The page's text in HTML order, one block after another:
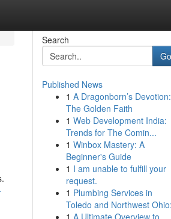
Search
Go
Published News
1 A Dragonborn’s Devotion:
The Golden Faith
1 Web Development India:
Trends for The Comin...
1 Winbox Mastery: A
Beginner's Guide
1 I am unable to fulfill your
request.
1 Plumbing Services in
Toledo and Northwest
1 A Ultimate Overview to